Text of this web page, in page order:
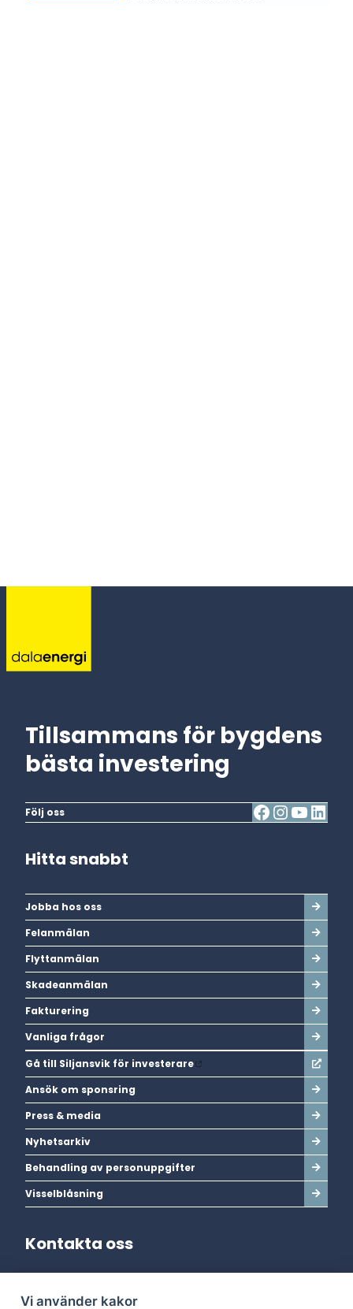
Tillsammans för bygdens
bästa investering
Följ oss
Hitta snabbt
Jobba hos oss
Felanmälan
Flyttanmälan
Skadeanmälan
Fakturering
Vanliga frågor
Gå till Siljansvik för investerare
Ansök om sponsring
Press & media
Nyhetsarkiv
Behandling av personuppgifter
Visselblåsning
Kontakta oss
Adress:
Vi använder kakor